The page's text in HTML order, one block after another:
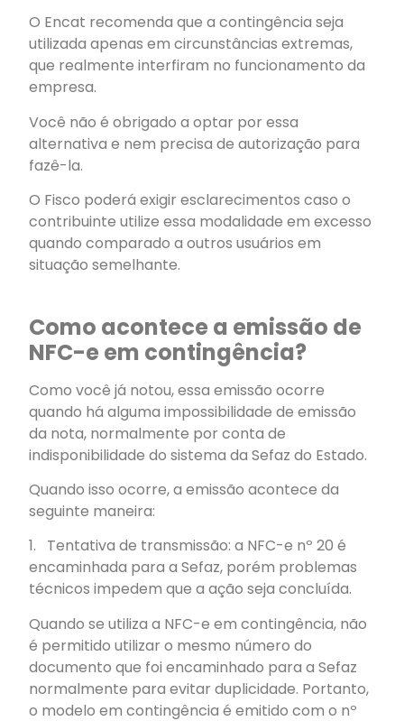
O Encat recomenda que a contingência seja
utilizada apenas em circunstâncias extremas,
que realmente interfiram no funcionamento da
empresa.
Você não é obrigado a optar por essa
alternativa e nem precisa de autorização para
fazê-la.
O Fisco poderá exigir esclarecimentos caso o
contribuinte utilize essa modalidade em excesso
quando comparado a outros usuários em
situação semelhante.
Como acontece a emissão de
NFC-e em contingência?
Como você já notou, essa emissão ocorre
quando há alguma impossibilidade de emissão
da nota, normalmente por conta de
indisponibilidade do sistema da Sefaz do Estado.
Quando isso ocorre, a emissão acontece da
seguinte maneira:
1. Tentativa de transmissão: a NFC-e nº 20 é
encaminhada para a Sefaz, porém problemas
técnicos impedem que a ação seja concluída.
Quando se utiliza a NFC-e em contingência, não
é permitido utilizar o mesmo número do
documento que foi encaminhado para a Sefaz
normalmente para evitar duplicidade. Portanto,
o modelo em contingência é emitido com o nº